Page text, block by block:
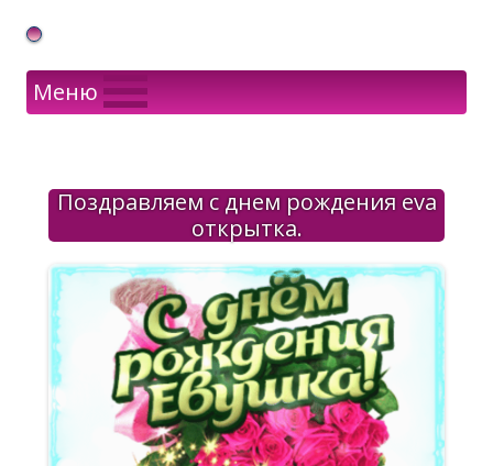
Gif Открытки в подарок
Меню
Поздравляем с днем рождения eva
открытка.